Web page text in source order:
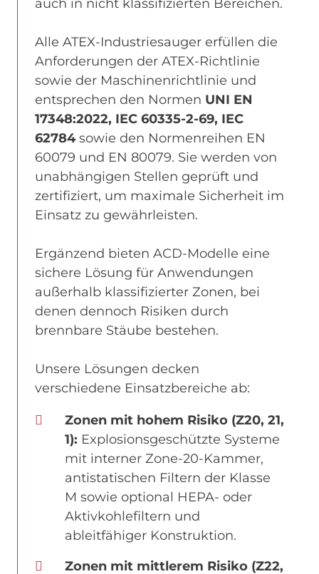
auch in nicht klassifizierten Bereichen.
Alle ATEX-Industriesauger erfüllen die
Anforderungen der ATEX-Richtlinie
sowie der Maschinenrichtlinie und
entsprechen den Normen UNI EN
17348:2022, IEC 60335-2-69, IEC
62784sowie den Normenreihen EN
60079 und EN 80079. Sie werden von
unabhängigen Stellen geprüft und
zertifiziert, um maximale Sicherheit im
Einsatz zu gewährleisten.
Ergänzend bieten ACD-Modelle eine
sichere Lösung für Anwendungen
außerhalb klassifizierter Zonen, bei
denen dennoch Risiken durch
brennbare Stäube bestehen.
Unsere Lösungen decken
verschiedene Einsatzbereiche ab:
Zonen mit hohem Risiko (Z20, 21,
1): Explosionsgeschützte Systeme
mit interner Zone-20-Kammer,
antistatischen Filtern der Klasse
M sowie optional HEPA- oder
Aktivkohlefiltern und
ableitfähiger Konstruktion.
Zonen mit mittlerem Risiko (Z22,